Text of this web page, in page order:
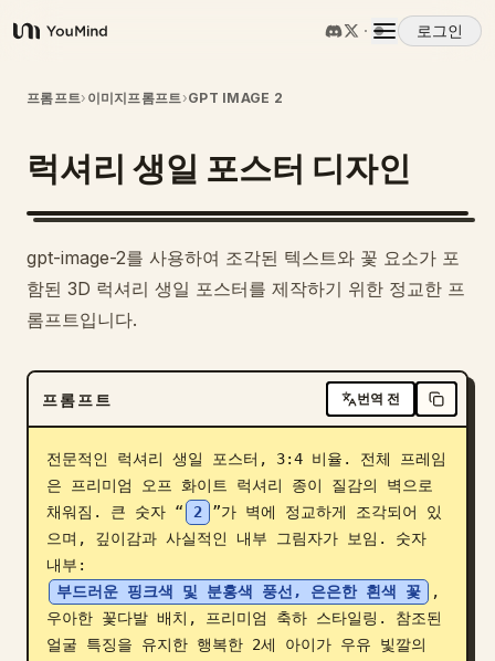
YouMind
로그인
개요
사용 사례
프롬프트
가격
다운로드
블로그
업데이트
프롬프트› 이미지프롬프트›GPT IMAGE 2
럭셔리 생일 포스터 디자인
gpt-image-2를 사용하여 조각된 텍스트와 꽃 요소가 포
함된 3D 럭셔리 생일 포스터를 제작하기 위한 정교한 프
롬프트입니다.
프롬프트 번역 전
전문적인 럭셔리 생일 포스터, 3:4 비율. 전체 프레임
은 프리미엄 오프 화이트 럭셔리 종이 질감의 벽으로
채워짐. 큰 숫자 “
2
”가 벽에 정교하게 조각되어 있
으며, 깊이감과 사실적인 내부 그림자가 보임. 숫자
내부:
부드러운 핑크색 및 분홍색 풍선, 은은한 흰색 꽃
,
우아한 꽃다발 배치, 프리미엄 축하 스타일링. 참조된
얼굴 특징을 유지한 행복한 2세 아이가 우유 빛깔의